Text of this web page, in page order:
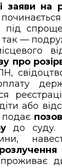
заяви на
під
—
про
або
до суду.